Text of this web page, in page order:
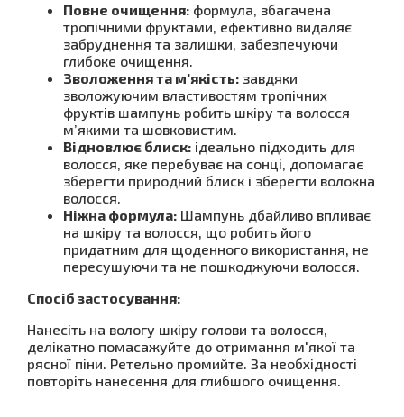
Повне очищення: формула, збагачена
тропічними фруктами, ефективно видаляє
забруднення та залишки, забезпечуючи
глибоке очищення.
Зволоження та м’якість: завдяки
зволожуючим властивостям тропічних
фруктів шампунь робить шкіру та волосся
м’якими та шовковистим.
Відновлює блиск: ідеально підходить для
волосся, яке перебуває на сонці, допомагає
зберегти природний блиск і зберегти волокна
волосся.
Ніжна формула: Шампунь дбайливо впливає
на шкіру та волосся, що робить його
придатним для щоденного використання, не
пересушуючи та не пошкоджуючи волосся.
Спосіб застосування:
Нанесіть на вологу шкіру голови та волосся,
делікатно помасажуйте до отримання м'якої та
рясної піни. Ретельно промийте. За необхідності
повторіть нанесення для глибшого очищення.